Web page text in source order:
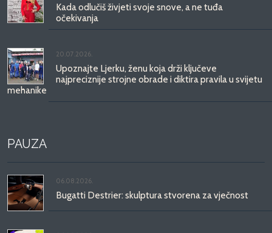
Kada odlučiš živjeti svoje snove, a ne tuđa
očekivanja
20.07.2026.
Upoznajte Ljerku, ženu koja drži ključeve
najpreciznije strojne obrade i diktira pravila u svijetu
mehanike
PAUZA
06.08.2026.
Bugatti Destrier: skulptura stvorena za vječnost